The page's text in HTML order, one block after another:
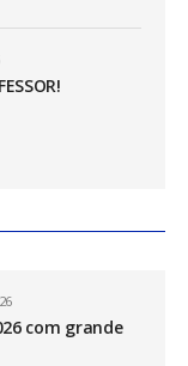
com grande